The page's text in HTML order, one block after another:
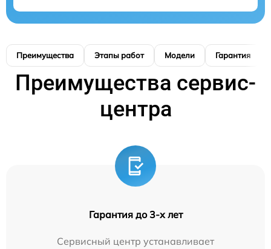
Преимущества Этапы работ Модели Гарантия
Преимущества сервис-
центра
Гарантия до 3-х лет
Сервисный центр устанавливает